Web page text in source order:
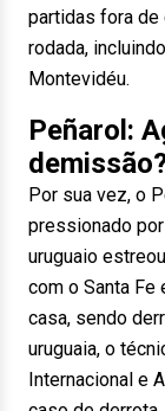
partidas fora
rodada,
Montevidéu.
Peñarol:
Por sua vez, o
pressionado
uruguaio
com o Santa Fe
casa, sendo
uruguaia, o
Internacional e